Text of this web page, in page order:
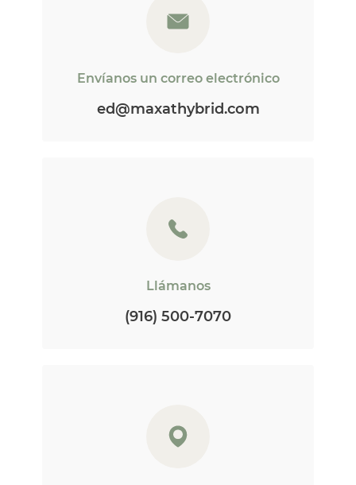
Envíanos un correo electrónico
ed@maxathybrid.com
Llámanos
(916) 500-7070